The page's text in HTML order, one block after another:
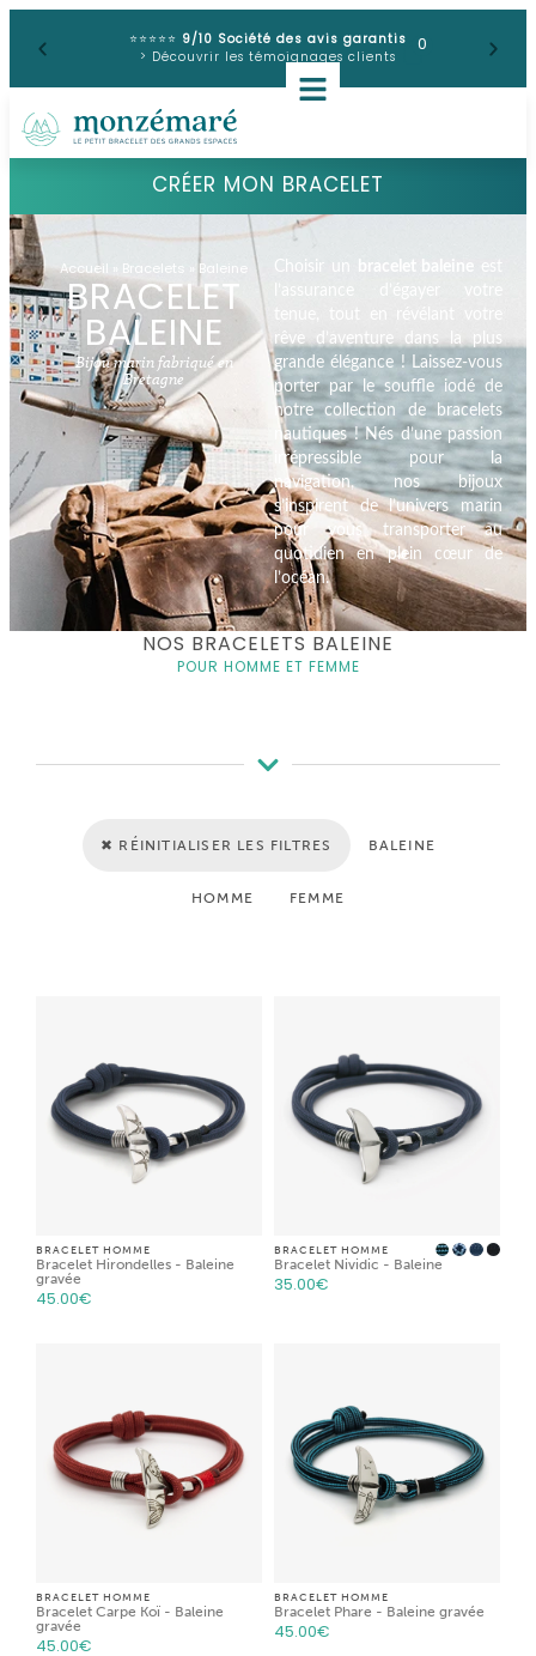
⭐⭐⭐⭐⭐ 9/10 Société des avis garantis
> Découvrir les témoignages clients
0
CRÉER MON BRACELET
Accueil Bracelets Baleine
BRACELET
BALEINE
Bijou marin fabriqué en
Bretagne
Choisir un bracelet baleine
est
l’assurance d’égayer votre
tenue, tout en révélant votre
rêve d’aventure dans la plus
grande élégance ! Laissez-vous
porter par le souffle iodé de
notre collection de bracelets
nautiques ! Nés d’une passion
irrépressible pour la
navigation, nos bijoux
s’inspirent de l’univers marin
pour vous transporter au
quotidien en plein cœur de
l’océan.
NOS BRACELETS BALEINE
POUR HOMME ET FEMME
BALEINE
HOMME FEMME
✖ RÉINITIALISER LES FILTRES
BRACELET HOMME
Bracelet Hirondelles - Baleine
gravée
45.00€
BRACELET HOMME
Bracelet Nividic - Baleine
35.00€
BRACELET HOMME
Bracelet Carpe Koï - Baleine
gravée
45.00€
BRACELET HOMME
Bracelet Phare - Baleine gravée
45.00€